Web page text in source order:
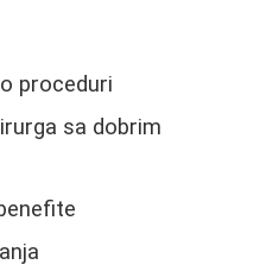
proceduri
sa dobrim